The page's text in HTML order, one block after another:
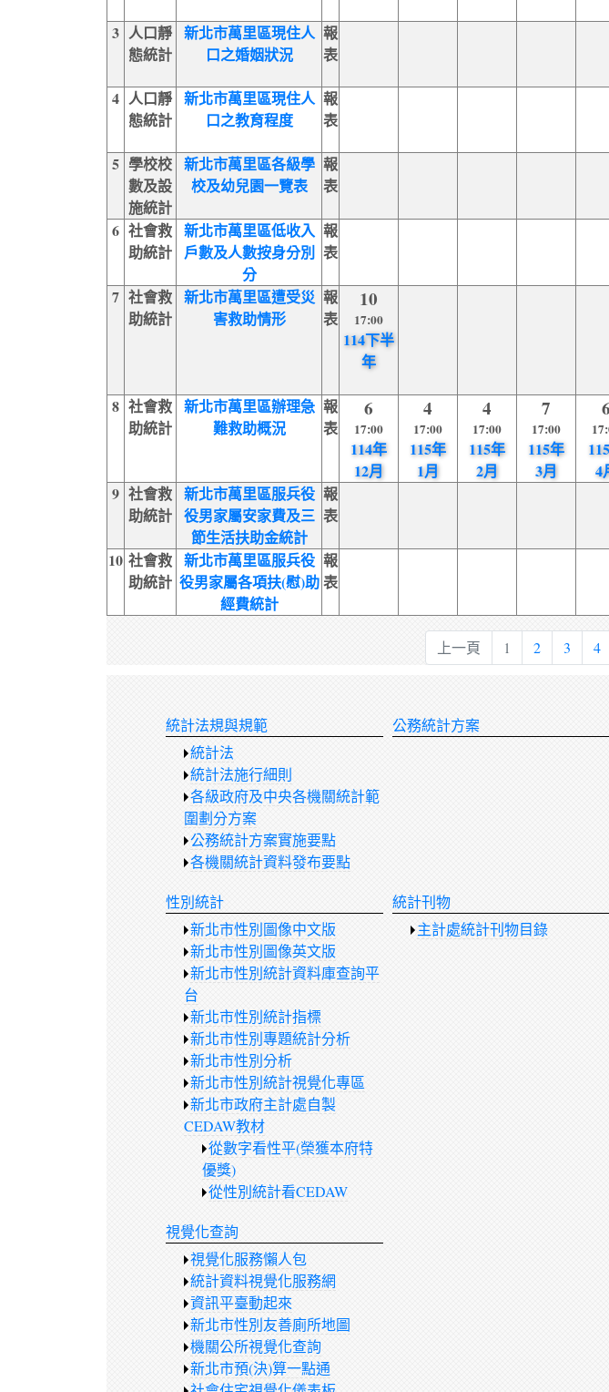
3 人口靜
態統計
新北市萬里區現住人
口之婚姻狀況
報
表
4 人口靜
態統計
新北市萬里區現住人
口之教育程度
報
表
5 學校校
數及設
施統計
新北市萬里區各級學
校及幼兒園一覽表
報
表
6 社會救
助統計
新北市萬里區低收入
戶數及人數按身分別
分
報
表
7 社會救
助統計
新北市萬里區遭受災
害救助情形
報
表
10
17:00
114下半
年
8 社會救
助統計
新北市萬里區辦理急
難救助概況
報
表
6
17:00
114年
12月
4
17:00
115年
1月
4
17:00
115年
2月
7
17:00
115年
3月
6
4
9 社會救
助統計
新北市萬里區服兵役
役男家屬安家費及三
節生活扶助金統計
報
表
10 社會救
助統計
新北市萬里區服兵役
役男家屬各項扶(慰)助
經費統計
報
表
上一頁 1 2 3 4
統計法規與規範
統計法
統計法施行細則
各級政府及中央各機關統計範
圍劃分方案
公務統計方案實施要點
各機關統計資料發布要點
公務統計方案
性別統計
新北市性別圖像中文版
新北市性別圖像英文版
新北市性別統計資料庫查詢平
台
新北市性別統計指標
新北市性別專題統計分析
新北市性別分析
新北市性別統計視覺化專區
新北市政府主計處自製
CEDAW教材
從數字看性平(榮獲本府特
優獎)
從性別統計看CEDAW
統計刊物
主計處統計刊物目錄
視覺化查詢
視覺化服務懶人包
統計資料視覺化服務網
資訊平臺動起來
新北市性別友善廁所地圖
機關公所視覺化查詢
新北市預(決)算一點通